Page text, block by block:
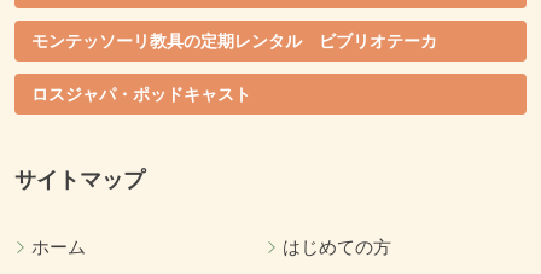
モンテッソーリ教具の定期レンタル ビブリオテーカ
ロスジャパ・ポッドキャスト
サイトマップ
ホーム
はじめての方